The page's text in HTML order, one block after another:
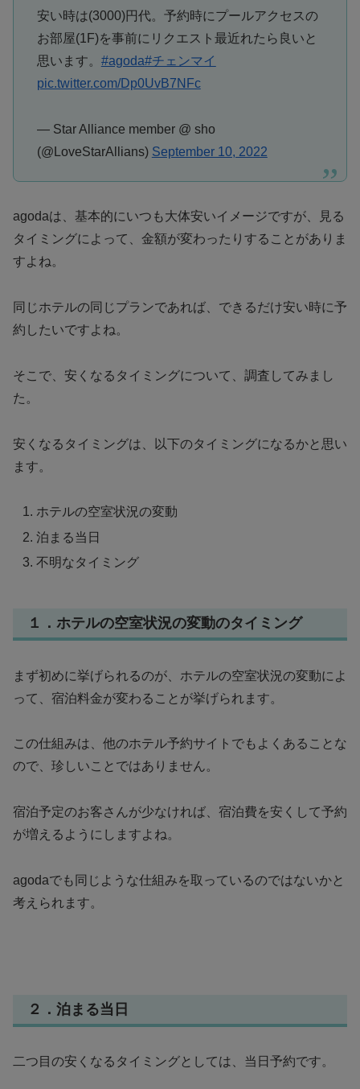
安い時は(3000)円代。予約時にプールアクセスの
お部屋(1F)を事前にリクエスト最近れたら良いと
思います。 #agoda#チェンマイ
pic.twitter.com/Dp0UvB7NFc
— Star Alliance member @ sho
(@LoveStarAllians) September 10, 2022
agodaは、基本的にいつも大体安いイメージですが、見る
タイミングによって、金額が変わったりすることがありま
すよね。
同じホテルの同じプランであれば、できるだけ安い時に予
約したいですよね。
そこで、安くなるタイミングについて、調査してみまし
た。
安くなるタイミングは、以下のタイミングになるかと思い
ます。
ホテルの空室状況の変動
泊まる当日
不明なタイミング
１．ホテルの空室状況の変動のタイミング
まず初めに挙げられるのが、ホテルの空室状況の変動によ
って、宿泊料金が変わることが挙げられます。
この仕組みは、他のホテル予約サイトでもよくあることな
ので、珍しいことではありません。
宿泊予定のお客さんが少なければ、宿泊費を安くして予約
が増えるようにしますよね。
agodaでも同じような仕組みを取っているのではないかと
考えられます。
２．泊まる当日
二つ目の安くなるタイミングとしては、当日予約です。